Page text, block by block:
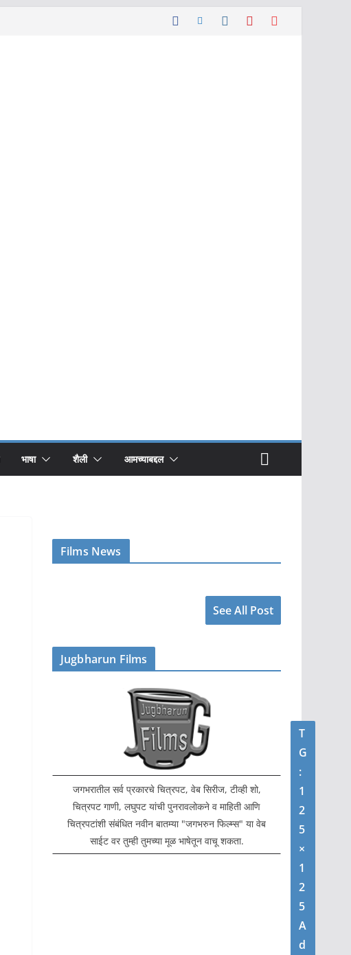
भाषा शैली आमच्याबद्दल
Films News
See All Post
Jugbharun Films
जगभरातील सर्व प्रकारचे चित्रपट, वेब सिरीज, टीव्ही शो,
चित्रपट गाणी, लघुपट यांची पुनरावलोकने व माहिती आणि
चित्रपटांशी संबंधित नवीन बातम्या "जगभरुन फिल्म्स" या वेब
साईट वर तुम्ही तुमच्या मूळ भाषेतून वाचू शकता.
T
G
:
1
2
5
×
1
2
5
A
d